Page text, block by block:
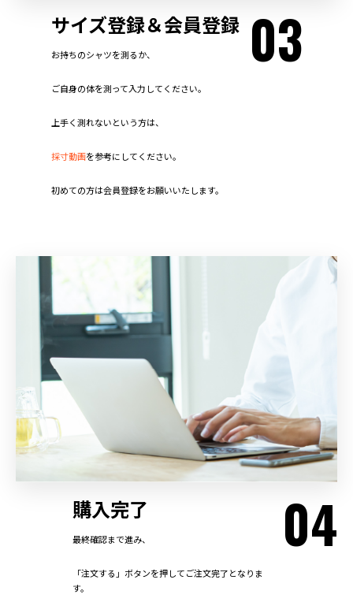
03
サイズ登録＆会員登録
お持ちのシャツを測るか、
ご自身の体を測って入力してください。
上手く測れないという方は、
採寸動画を参考にしてください。
初めての方は会員登録をお願いいたします。
04
購入完了
最終確認まで進み、
「注文する」ボタンを押してご注文完了となりま
す。